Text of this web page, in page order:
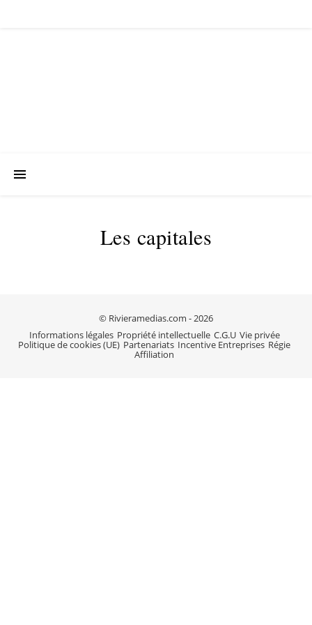
Les capitales
© Rivieramedias.com - 2026
Informations légales Propriété intellectuelle C.G.U Vie privée
Politique de cookies (UE) Partenariats Incentive Entreprises Régie
Affiliation